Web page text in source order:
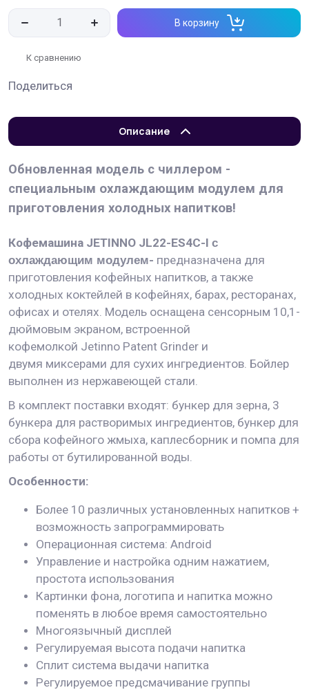
В корзину
К сравнению
Поделиться
Описание
Обновленная модель с чиллером -
специальным охлаждающим модулем для
приготовления холодных напитков!
Кофемашина JETINNO JL22-ES4C-I с
охлаждающим модулем- предназначена для
приготовления кофейных напитков, а также
холодных коктейлей в кофейнях, барах, ресторанах,
офисах и отелях. Модель оснащена сенсорным 10,1-
дюймовым экраном, встроенной
кофемолкой Jetinno Patent Grinder и
двумя миксерами для сухих ингредиентов. Бойлер
выполнен из нержавеющей стали.
В комплект поставки входят: ​бункер для зерна, 3
бункера для растворимых ингредиентов, бункер для
сбора кофейного жмыха, каплесборник и помпа для
работы от бутилированной воды.
Особенности:
Более 10 различных установленных напитков +
возможность запрограммировать
Операционная система: Android
Управление и настройка одним нажатием,
простота использования
Картинки фона, логотипа и напитка можно
поменять в любое время самостоятельно
Многоязычный дисплей
Регулируемая высота подачи напитка
Сплит система выдачи напитка
Регулируемое предсмачивание группы